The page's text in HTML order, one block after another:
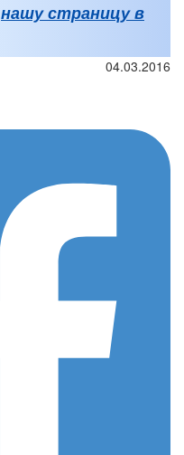
нашу страницу в
04.03.2016